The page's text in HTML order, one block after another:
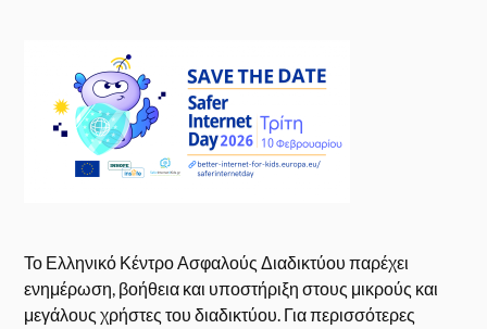
Το Ελληνικό Κέντρο Ασφαλούς Διαδικτύου παρέχει
ενημέρωση, βοήθεια και υποστήριξη στους μικρούς και
μεγάλους χρήστες του διαδικτύου. Για περισσότερες